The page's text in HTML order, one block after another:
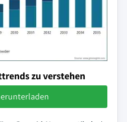
zu verstehen